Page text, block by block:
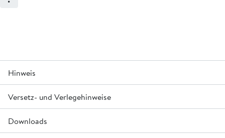
Hinweis
Auf Bestellung mitCO2-reduziertem Bindemittel Oulesse
erhältlich.
Nr. J4042.
Versetz- und Verlegehinweise
maschinell verlegbar
Downloads